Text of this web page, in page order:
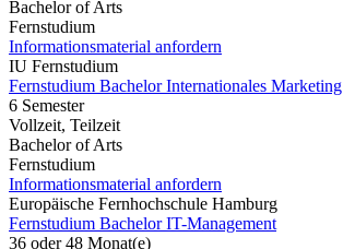
Bachelor of Arts
Fernstudium
Informationsmaterial anfordern
IU Fernstudium
Fernstudium Bachelor Internationales Marketing
6 Semester
Vollzeit, Teilzeit
Bachelor of Arts
Fernstudium
Informationsmaterial anfordern
Europäische Fernhochschule Hamburg
Fernstudium Bachelor IT-Management
36 oder 48 Monat(e)